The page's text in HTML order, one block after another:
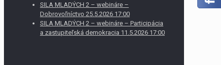
SILA MLADÝCH 2 – webináre –
Dobrovoľníctvo 25.5.2026 17:00
SILA MLADÝCH 2 – webináre – Participácia
a zastupiteľská demokracia 11.5.2026 17:00